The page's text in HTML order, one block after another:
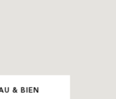
& BIEN